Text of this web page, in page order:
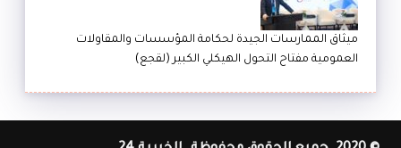
ميثاق الممارسات الجيدة لحكامة المؤسسات والمقاولات
العمومية مفتاح التحول الهيكلي الكبير (لقجع)